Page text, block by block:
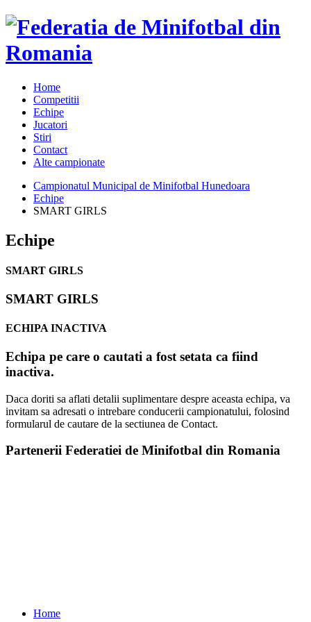
Home
Competitii
Echipe
Jucatori
Stiri
Contact
Alte campionate
Campionatul Municipal de Minifotbal Hunedoara
Echipe
SMART GIRLS
Echipe
SMART GIRLS
SMART GIRLS
ECHIPA INACTIVA
Echipa pe care o cautati a fost setata ca fiind
inactiva.
Daca doriti sa aflati detalii suplimentare despre aceasta echipa, va
invitam sa adresati o intrebare conducerii campionatului, folosind
formularul de cautare de la sectiunea de Contact.
Partenerii Federatiei de Minifotbal din Romania
Home